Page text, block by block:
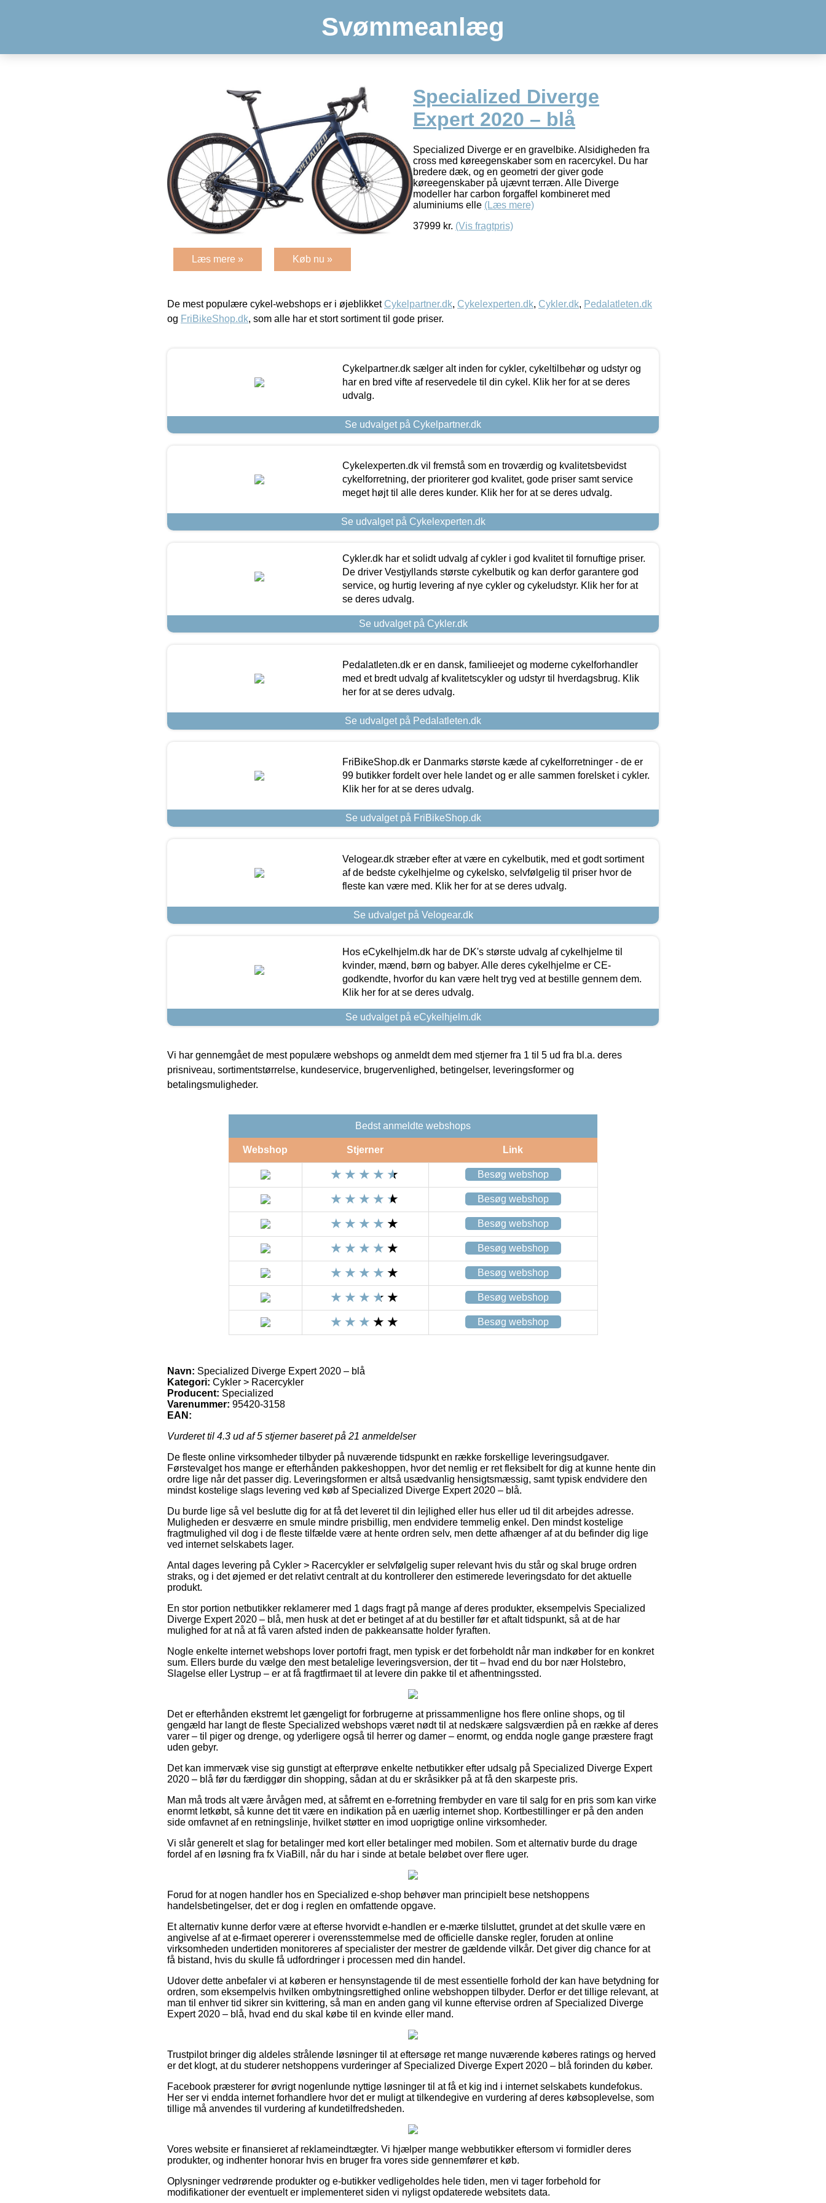
Svømmeanlæg
Specialized Diverge
Expert 2020 – blå
Specialized Diverge er en gravelbike. Alsidigheden fra
cross med køreegenskaber som en racercykel. Du har
bredere dæk, og en geometri der giver gode
køreegenskaber på ujævnt terræn. Alle Diverge
modeller har carbon forgaffel kombineret med
aluminiums elle (Læs mere)
37999 kr. (Vis fragtpris)
Læs mere » Køb nu »
De mest populære cykel-webshops er i øjeblikket Cykelpartner.dk, Cykelexperten.dk, Cykler.dk, Pedalatleten.dk
og FriBikeShop.dk, som alle har et stort sortiment til gode priser.
Cykelpartner.dk sælger alt inden for cykler, cykeltilbehør og udstyr og
har en bred vifte af reservedele til din cykel. Klik her for at se deres
udvalg.
Se udvalget på Cykelpartner.dk
Cykelexperten.dk vil fremstå som en troværdig og kvalitetsbevidst
cykelforretning, der prioriterer god kvalitet, gode priser samt service
meget højt til alle deres kunder. Klik her for at se deres udvalg.
Se udvalget på Cykelexperten.dk
Cykler.dk har et solidt udvalg af cykler i god kvalitet til fornuftige priser.
De driver Vestjyllands største cykelbutik og kan derfor garantere god
service, og hurtig levering af nye cykler og cykeludstyr. Klik her for at
se deres udvalg.
Se udvalget på Cykler.dk
Pedalatleten.dk er en dansk, familieejet og moderne cykelforhandler
med et bredt udvalg af kvalitetscykler og udstyr til hverdagsbrug. Klik
her for at se deres udvalg.
Se udvalget på Pedalatleten.dk
FriBikeShop.dk er Danmarks største kæde af cykelforretninger - de er
99 butikker fordelt over hele landet og er alle sammen forelsket i cykler.
Klik her for at se deres udvalg.
Se udvalget på FriBikeShop.dk
Velogear.dk stræber efter at være en cykelbutik, med et godt sortiment
af de bedste cykelhjelme og cykelsko, selvfølgelig til priser hvor de
fleste kan være med. Klik her for at se deres udvalg.
Se udvalget på Velogear.dk
Hos eCykelhjelm.dk har de DK's største udvalg af cykelhjelme til
kvinder, mænd, børn og babyer. Alle deres cykelhjelme er CE-
godkendte, hvorfor du kan være helt tryg ved at bestille gennem dem.
Klik her for at se deres udvalg.
Se udvalget på eCykelhjelm.dk
Vi har gennemgået de mest populære webshops og anmeldt dem med stjerner fra 1 til 5 ud fra bl.a. deres
prisniveau, sortimentstørrelse, kundeservice, brugervenlighed, betingelser, leveringsformer og
betalingsmuligheder.
Bedst anmeldte webshops
Webshop Stjerner Link
Besøg webshop
Besøg webshop
Besøg webshop
Besøg webshop
Besøg webshop
Besøg webshop
Besøg webshop
Navn: Specialized Diverge Expert 2020 – blå
Kategori: Cykler > Racercykler
Producent: Specialized
Varenummer: 95420-3158
EAN:
Vurderet til 4.3 ud af 5 stjerner baseret på 21 anmeldelser
De fleste online virksomheder tilbyder på nuværende tidspunkt en række forskellige leveringsudgaver.
Førstevalget hos mange er efterhånden pakkeshoppen, hvor det nemlig er ret fleksibelt for dig at kunne hente din
ordre lige når det passer dig. Leveringsformen er altså usædvanlig hensigtsmæssig, samt typisk endvidere den
mindst kostelige slags levering ved køb af Specialized Diverge Expert 2020 – blå.
Du burde lige så vel beslutte dig for at få det leveret til din lejlighed eller hus eller ud til dit arbejdes adresse.
Muligheden er desværre en smule mindre prisbillig, men endvidere temmelig enkel. Den mindst kostelige
fragtmulighed vil dog i de fleste tilfælde være at hente ordren selv, men dette afhænger af at du befinder dig lige
ved internet selskabets lager.
Antal dages levering på Cykler > Racercykler er selvfølgelig super relevant hvis du står og skal bruge ordren
straks, og i det øjemed er det relativt centralt at du kontrollerer den estimerede leveringsdato for det aktuelle
produkt.
En stor portion netbutikker reklamerer med 1 dags fragt på mange af deres produkter, eksempelvis Specialized
Diverge Expert 2020 – blå, men husk at det er betinget af at du bestiller før et aftalt tidspunkt, så at de har
mulighed for at nå at få varen afsted inden de pakkeansatte holder fyraften.
Nogle enkelte internet webshops lover portofri fragt, men typisk er det forbeholdt når man indkøber for en konkret
sum. Ellers burde du vælge den mest betalelige leveringsversion, der tit – hvad end du bor nær Holstebro,
Slagelse eller Lystrup – er at få fragtfirmaet til at levere din pakke til et afhentningssted.
Det er efterhånden ekstremt let gængeligt for forbrugerne at prissammenligne hos flere online shops, og til
gengæld har langt de fleste Specialized webshops været nødt til at nedskære salgsværdien på en række af deres
varer – til piger og drenge, og yderligere også til herrer og damer – enormt, og endda nogle gange præstere fragt
uden gebyr.
Det kan immervæk vise sig gunstigt at efterprøve enkelte netbutikker efter udsalg på Specialized Diverge Expert
2020 – blå før du færdiggør din shopping, sådan at du er skråsikker på at få den skarpeste pris.
Man må trods alt være årvågen med, at såfremt en e-forretning frembyder en vare til salg for en pris som kan virke
enormt letkøbt, så kunne det tit være en indikation på en uærlig internet shop. Kortbestillinger er på den anden
side omfavnet af en retningslinje, hvilket støtter en imod uoprigtige online virksomheder.
Vi slår generelt et slag for betalinger med kort eller betalinger med mobilen. Som et alternativ burde du drage
fordel af en løsning fra fx ViaBill, når du har i sinde at betale beløbet over flere uger.
Forud for at nogen handler hos en Specialized e-shop behøver man principielt bese netshoppens
handelsbetingelser, det er dog i reglen en omfattende opgave.
Et alternativ kunne derfor være at efterse hvorvidt e-handlen er e-mærke tilsluttet, grundet at det skulle være en
angivelse af at e-firmaet opererer i overensstemmelse med de officielle danske regler, foruden at online
virksomheden undertiden monitoreres af specialister der mestrer de gældende vilkår. Det giver dig chance for at
få bistand, hvis du skulle få udfordringer i processen med din handel.
Udover dette anbefaler vi at køberen er hensynstagende til de mest essentielle forhold der kan have betydning for
ordren, som eksempelvis hvilken ombytningsrettighed online webshoppen tilbyder. Derfor er det tillige relevant, at
man til enhver tid sikrer sin kvittering, så man en anden gang vil kunne eftervise ordren af Specialized Diverge
Expert 2020 – blå, hvad end du skal købe til en kvinde eller mand.
Trustpilot bringer dig aldeles strålende løsninger til at eftersøge ret mange nuværende køberes ratings og herved
er det klogt, at du studerer netshoppens vurderinger af Specialized Diverge Expert 2020 – blå forinden du køber.
Facebook præsterer for øvrigt nogenlunde nyttige løsninger til at få et kig ind i internet selskabets kundefokus.
Her ser vi endda internet forhandlere hvor det er muligt at tilkendegive en vurdering af deres købsoplevelse, som
tillige må anvendes til vurdering af kundetilfredsheden.
Vores website er finansieret af reklameindtægter. Vi hjælper mange webbutikker eftersom vi formidler deres
produkter, og indhenter honorar hvis en bruger fra vores side gennemfører et køb.
Oplysninger vedrørende produkter og e-butikker vedligeholdes hele tiden, men vi tager forbehold for
modifikationer der eventuelt er implementeret siden vi nyligst opdaterede websitets data.